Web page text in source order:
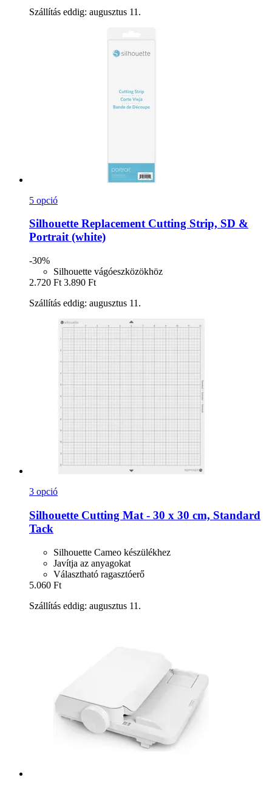
Szállítás eddig: augusztus 11.
5 opció
Silhouette Replacement Cutting Strip, SD &
Portrait (white)
-30%
Silhouette vágóeszközökhöz
2.720 Ft 3.890 Ft
Szállítás eddig: augusztus 11.
3 opció
Silhouette Cutting Mat -​ 30 x 30 cm, Standard
Tack
Silhouette Cameo készülékhez
Javítja az anyagokat
Választható ragasztóerő
5.060 Ft
Szállítás eddig: augusztus 11.